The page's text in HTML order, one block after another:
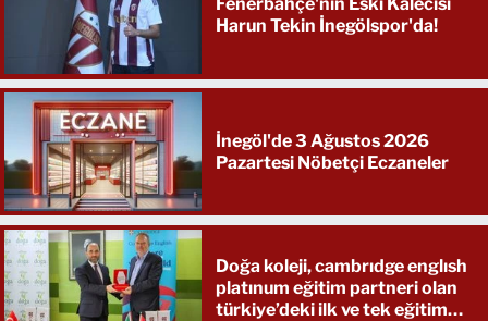
Harun Tekin İnegölspor'da!
İnegöl'de 3 Ağustos 2026
Pazartesi Nöbetçi Eczaneler
Doğa koleji, cambrıdge englısh
platınum eğitim partneri olan
türkiye’deki ilk ve tek eğitim